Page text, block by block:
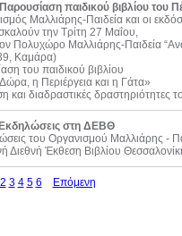
παιδικού βιβλίου του
Μαλλιάρης-Παιδεία και οι
την Τρίτη 27 Μαΐου,
Πολυχώρο Μαλλιάρης-Παιδεία
Καμάρα)
του παιδικού βιβλίου
η Περιέργεια και η Γάτα»
και διαδραστικές δραστηριότητες
στη ΔΕΒΘ
του Οργανισμού Μαλλιάρης -
Διεθνή Έκθεση Βιβλίου
2 3 4 5 6 Επόμενη